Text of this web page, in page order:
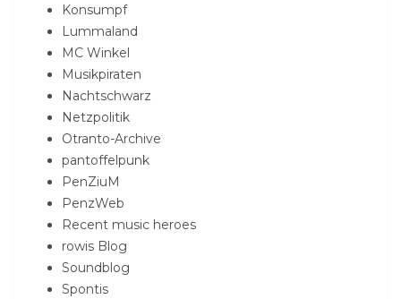
Konsumpf
Lummaland
MC Winkel
Musikpiraten
Nachtschwarz
Netzpolitik
Otranto-Archive
pantoffelpunk
PenZiuM
PenzWeb
Recent music heroes
rowis Blog
Soundblog
Spontis